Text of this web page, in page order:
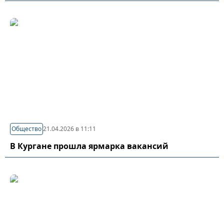
Общество21.04.2026 в 11:11
В Кургане прошла ярмарка вакансий